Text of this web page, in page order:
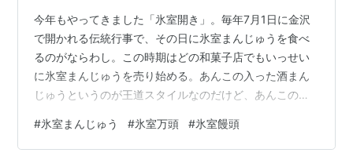
今年もやってきました「氷室開き」。毎年7月1日に金沢
で開かれる伝統行事で、その日に氷室まんじゅうを食べ
るのがならわし。この時期はどの和菓子店でもいっせい
に氷室まんじゅうを売り始める。あんこの入った酒まん
じゅうというのが王道スタイルなのだけど、あんこの種
を食べ比べてみたいけれど、いつもだいたい同じ店で買
っちゃうんだよなあ。 氷室開き前夜のいま、家には氷室
#氷室まんじゅう #氷室万頭 #氷室饅頭